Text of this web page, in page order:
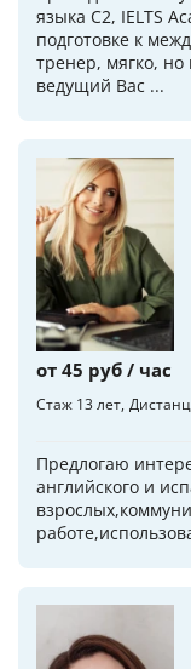
языка C2, IELTS
подготовке к
тренер, мягко,
ведущий Вас ...
от 45 руб / час
Стаж 13 лет
Предлогаю
английского и